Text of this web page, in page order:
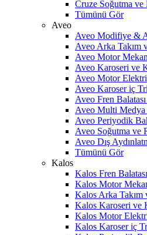
Cruze Soğutma ve
Tümünü Gör
Aveo
Aveo Modifiye &
Aveo Arka Takım
Aveo Motor
Aveo Karoseri ve
Aveo Motor
Aveo Karoser iç
Aveo Fren
Aveo Multi Medya
Aveo Periyodik
Aveo Soğutma ve
Aveo Dış
Tümünü Gör
Kalos
Kalos Fren
Kalos Motor
Kalos Arka Takım
Kalos Karoseri ve
Kalos Motor
Kalos Karoser iç